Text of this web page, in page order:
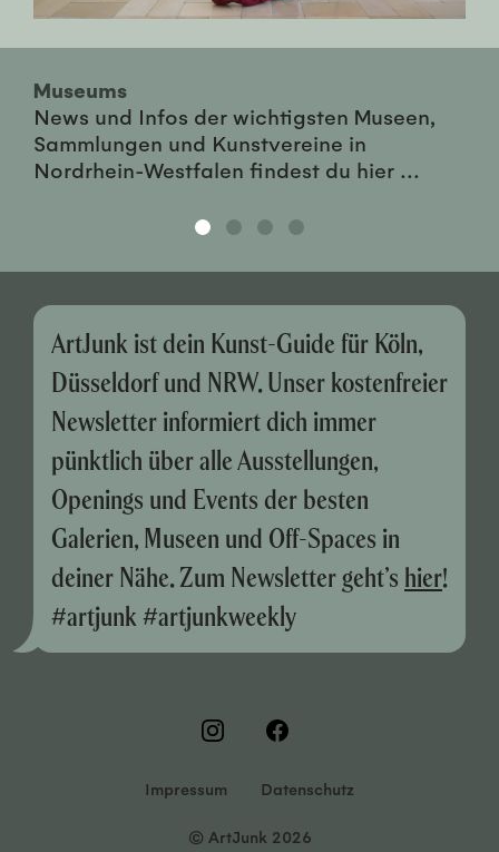
Museums
News und Infos der wichtigsten Museen,
Sammlungen und Kunstvereine in
Nordrhein-Westfalen findest du hier ...
ArtJunk ist dein Kunst-Guide für Köln,
Düsseldorf und NRW. Unser kostenfreier
Newsletter informiert dich immer
pünktlich über alle Ausstellungen,
Openings und Events der besten
Galerien, Museen und Off-Spaces in
deiner Nähe. Zum Newsletter geht’s hier!
#artjunk #artjunkweekly
Impressum Datenschutz
© ArtJunk 2026